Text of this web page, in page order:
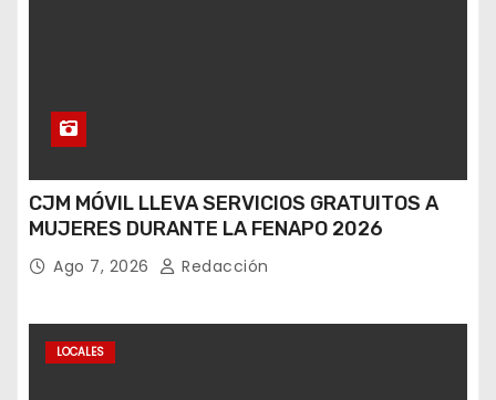
CJM MÓVIL LLEVA SERVICIOS GRATUITOS A
MUJERES DURANTE LA FENAPO 2026
Ago 7, 2026 Redacción
LOCALES